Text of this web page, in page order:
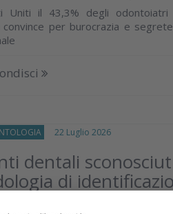
Uniti il 43,3% degli
convince per burocrazia e
22 Luglio 2026
dentali
di
3D